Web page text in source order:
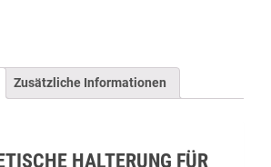
Zusätzliche Informationen
HALTERUNG FÜR